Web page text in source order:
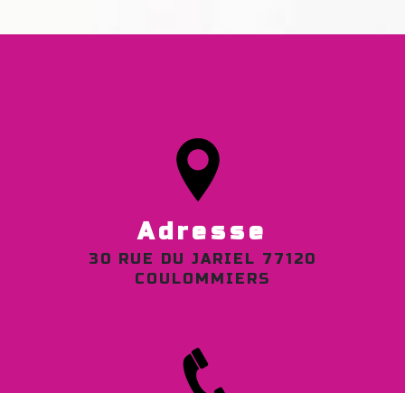
Adresse
30 RUE DU JARIEL 77120
COULOMMIERS